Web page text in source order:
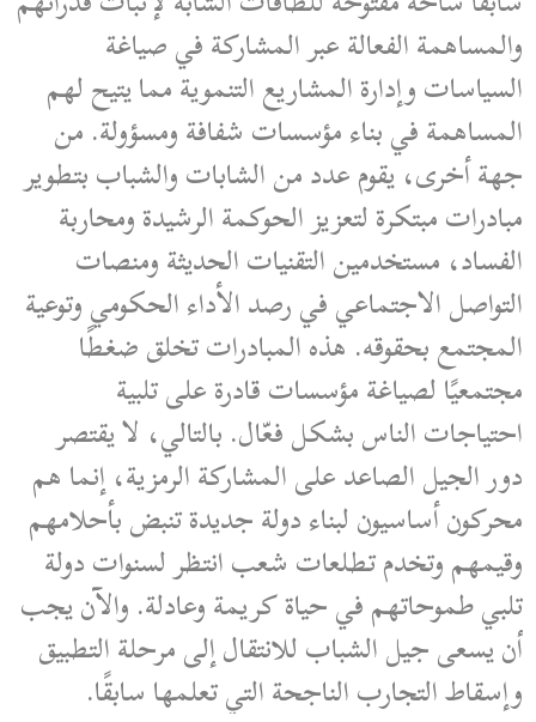
والمساهمة الفعالة عبر المشاركة في صياغة
السياسات وإدارة المشاريع التنموية مما يتيح لهم
المساهمة في بناء مؤسسات شفافة ومسؤولة. من
جهة أخرى، يقوم عدد من الشابات والشباب بتطوير
مبادرات مبتكرة لتعزيز الحوكمة الرشيدة ومحاربة
الفساد، مستخدمين التقنيات الحديثة ومنصات
التواصل الاجتماعي في رصد الأداء الحكومي وتوعية
المجتمع بحقوقه. هذه المبادرات تخلق ضغطًا
مجتمعيًا لصياغة مؤسسات قادرة على تلبية
احتياجات الناس بشكل فعّال. بالتالي، لا يقتصر
دور الجيل الصاعد على المشاركة الرمزية، إنما هم
محركون أساسيون لبناء دولة جديدة تنبض بأحلامهم
وقيمهم وتخدم تطلعات شعب انتظر لسنوات دولة
تلبي طموحاتهم في حياة كريمة وعادلة. والآن يجب
أن يسعى جيل الشباب للانتقال إلى مرحلة التطبيق
وإسقاط التجارب الناجحة التي تعلمها سابقًا.